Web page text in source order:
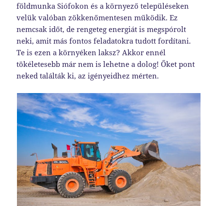
földmunka Siófokon és a környező településeken
velük valóban zökkenőmentesen működik. Ez
nemcsak időt, de rengeteg energiát is megspórolt
neki, amit más fontos feladatokra tudott fordítani.
Te is ezen a környéken laksz? Akkor ennél
tökéletesebb már nem is lehetne a dolog! Őket pont
neked találták ki, az igényeidhez mérten.